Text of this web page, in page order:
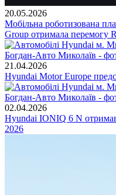
20.05.2026
Мобільна роботизована
Group отримала перемогу
21.04.2026
Hyundai Motor Europe
02.04.2026
Hyundai IONIQ 6 N
2026